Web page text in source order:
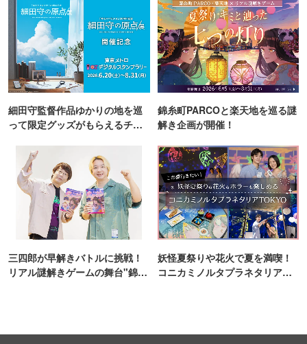
細田守監督作品ゆかりの地を巡
って限定グッズがもらえるチャ
錦糸町PARCOと楽天地を巡る謎
解き企画が開催！
三四郎が早解きバトルに挑戦！
リアル謎解きゲームの舞台"錦糸
妖怪夏祭りや花火で夏を満喫！
コニカミノルタプラネタリア